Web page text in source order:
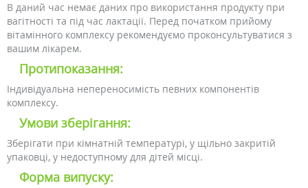
В даний час немає даних про використання продукту при
вагітності та під час лактації. Перед початком прийому
вітамінного комплексу рекомендуємо проконсультуватися з
вашим лікарем.
Протипоказання:
Індивідуальна непереносимість певних компонентів
комплексу.
Умови зберігання:
Зберігати при кімнатній температурі, у щільно закритій
упаковці, у недоступному для дітей місці.
Форма випуску: